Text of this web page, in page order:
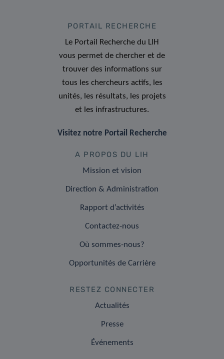
PORTAIL RECHERCHE
Le Portail Recherche du LIH
vous permet de chercher et de
trouver des informations sur
tous les chercheurs actifs, les
unités, les résultats, les projets
et les infrastructures.
Visitez notre Portail Recherche
A PROPOS DU LIH
Mission et vision
Direction & Administration
Rapport d’activités
Contactez-nous
Où sommes-nous?
Opportunités de Carrière
RESTEZ CONNECTER
Actualités
Presse
Événements